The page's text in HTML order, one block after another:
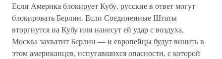
Если Америка блокирует Кубу, русские в ответ могут
блокировать Берлин. Если Соединенные Штаты
вторгнутся на Кубу или нанесут ей удар с воздуха,
Москва захватит Берлин — и европейцы будут винить в
этом американцев, испугавшихся опасности, с которой